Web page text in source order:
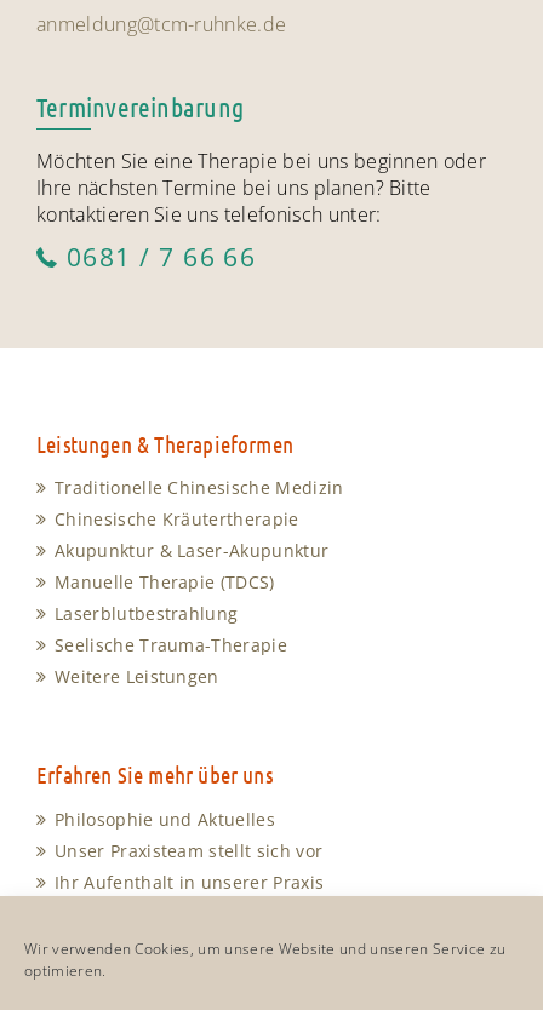
Wir verwenden Cookies, um unsere Website und unseren Service zu
optimieren.
anmeldung@tcm-ruhnke.de
Terminvereinbarung
Möchten Sie eine Therapie bei uns beginnen oder
Ihre nächsten Termine bei uns planen? Bitte
kontaktieren Sie uns telefonisch unter:
0681 / 7 66 66
Leistungen & Therapieformen
Traditionelle Chinesische Medizin
Chinesische Kräutertherapie
Akupunktur & Laser-Akupunktur
Manuelle Therapie (TDCS)
Laserblutbestrahlung
Seelische Trauma-Therapie
Weitere Leistungen
Erfahren Sie mehr über uns
Philosophie und Aktuelles
Unser Praxisteam stellt sich vor
Ihr Aufenthalt in unserer Praxis
Anfahrt und Kontakt
Cookie-Richtlinie